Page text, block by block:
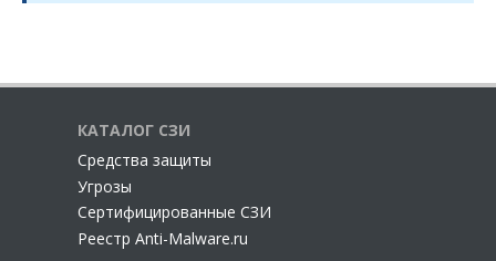
КАТАЛОГ СЗИ
Cредства защиты
Угрозы
Сертифицированные СЗИ
Реестр Anti-Malware.ru